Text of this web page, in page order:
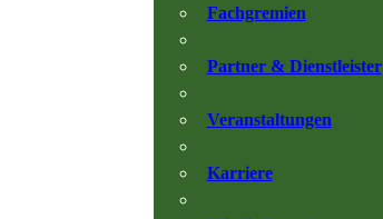
Fachgremien
Partner & Dienstleister
Veranstaltungen
Karriere